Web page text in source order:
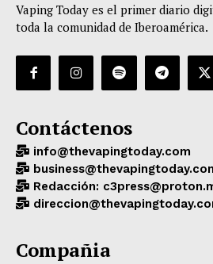
Vaping Today es el primer diario
toda la comunidad de Iberoamérica.
Contáctenos
info@thevapingtoday.com
Redacción:
Compañia